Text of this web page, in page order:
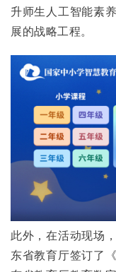
升师生人工智能素
展的战略工程。
此外，在活动现场
东省教育厅签订了